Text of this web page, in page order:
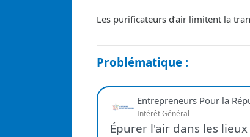
Les purificateurs d’air limitent la
Problématique :
Entrepreneurs Pour la
Intérêt Général
Épurer l'air dans les lieux